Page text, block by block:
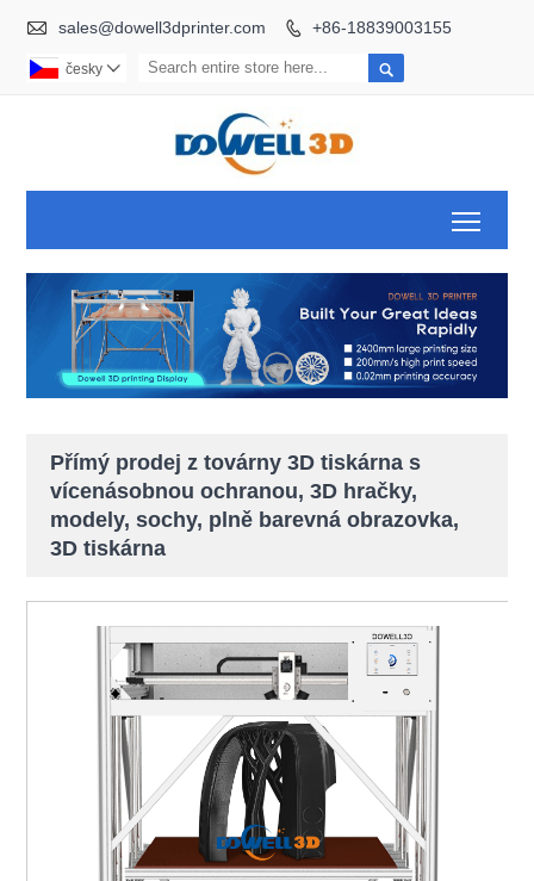
 sales@dowell3dprinter.com  +86-18839003155

česky 
Přímý prodej z továrny 3D tiskárna s
vícenásobnou ochranou, 3D hračky,
modely, sochy, plně barevná obrazovka,
3D tiskárna